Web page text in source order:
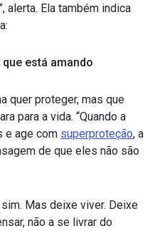
alerta. Ela também indica
está amando
quer proteger, mas que
para a vida. “Quando a
e age com superproteção, a
de que eles não são
sim. Mas deixe viver. Deixe
não a se livrar do